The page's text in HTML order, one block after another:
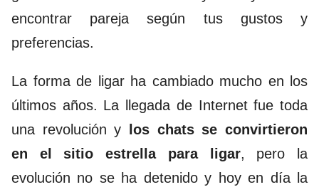
encontrar pareja según tus gustos y
preferencias.
La forma de ligar ha cambiado mucho en los
últimos años. La llegada de Internet fue toda
una revolución y
los chats se convirtieron
en el sitio estrella para ligar, pero la
evolución no se ha detenido y hoy en día la